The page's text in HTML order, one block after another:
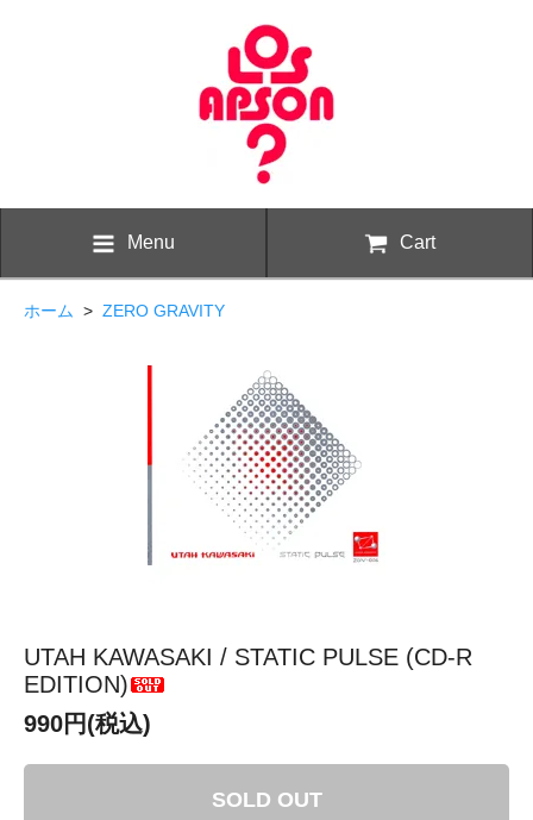
Menu Cart
ホーム > ZERO GRAVITY
UTAH KAWASAKI / STATIC PULSE (CD-R
EDITION)
990円(税込)
SOLD OUT